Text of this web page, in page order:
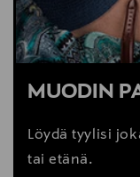
MUODIN
Löydä tyylisi
tai etänä.